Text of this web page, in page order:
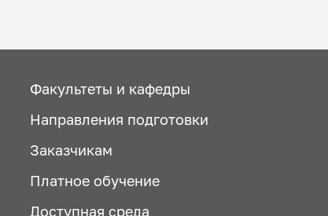
Факультеты и кафедры
Направления подготовки
Заказчикам
Платное обучение
Доступная среда